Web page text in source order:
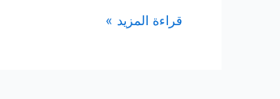
شركة
قراءة المزيد »